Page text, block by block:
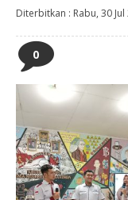
Diterbitkan : Rabu, 30
0